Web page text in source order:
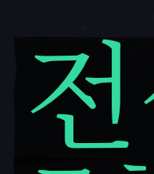
전설의 모험